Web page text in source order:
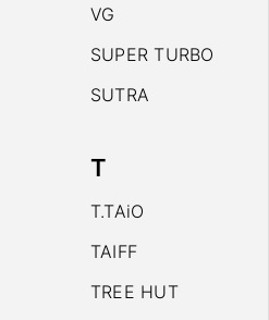
VG
SUPER TURBO
SUTRA
T
T.TAiO
TAIFF
TREE HUT